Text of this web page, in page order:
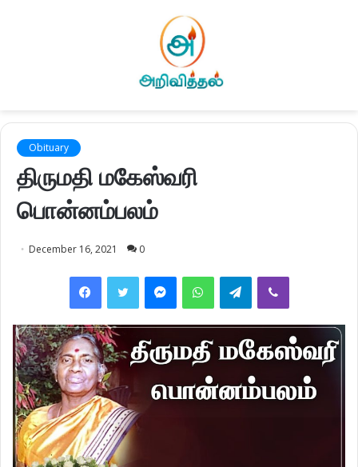
Obituary
திருமதி மகேஸ்வரி
பொன்னம்பலம்
December 16, 2021 0
FacebookTwitter MessengerWhatsAppTelegramViber